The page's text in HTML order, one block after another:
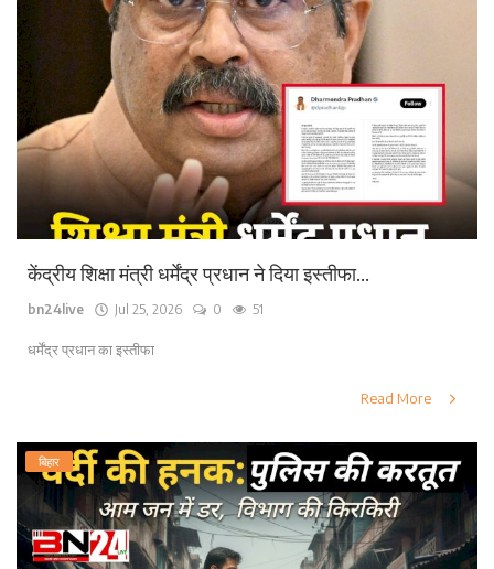
केंद्रीय शिक्षा मंत्री धर्मेंद्र प्रधान ने दिया इस्तीफा...
bn24live Jul 25, 2026 0 51
धर्मेंद्र प्रधान का इस्तीफा
Read More
बिहार